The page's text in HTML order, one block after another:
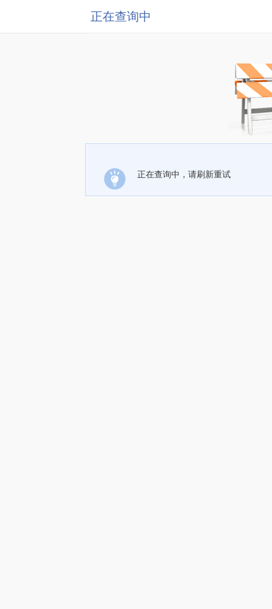
正在查询中
正在查询中，请刷新重试